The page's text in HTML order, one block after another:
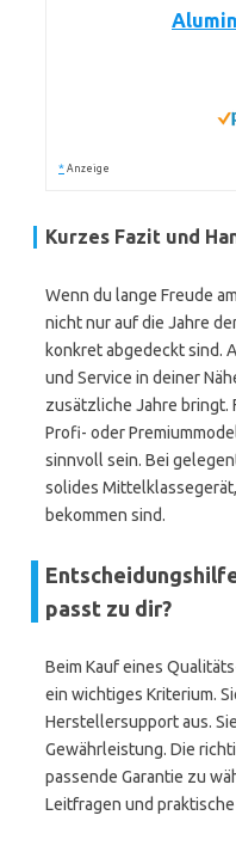
* Anzeige
Kurzes Fazit und
Wenn du lange Freude
nicht nur auf die Jahre
konkret abgedeckt sind.
und Service in deiner
zusätzliche Jahre bringt.
Profi- oder
sinnvoll sein. Bei
solides
bekommen sind.
passt zu dir?
Beim Kauf eines
ein wichtiges Kriterium.
Herstellersupport aus.
Gewährleistung. Die
passende Garantie zu
Leitfragen und